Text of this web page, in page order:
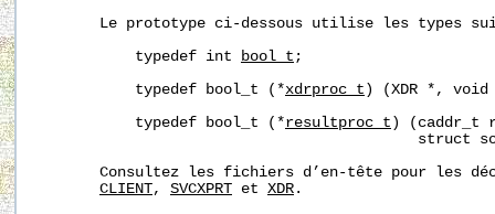
Le prototype ci-dessous utilise les types
           typedef int
bool_t ;
           typedef bool_t (*
xdrproc_t ) (XDR *,
           typedef bool_t (*
resultproc_t ) (caddr_t
struct
Consultez les fichiers d’en-tête pour les
CLIENT, SVCXPRT et XDR .